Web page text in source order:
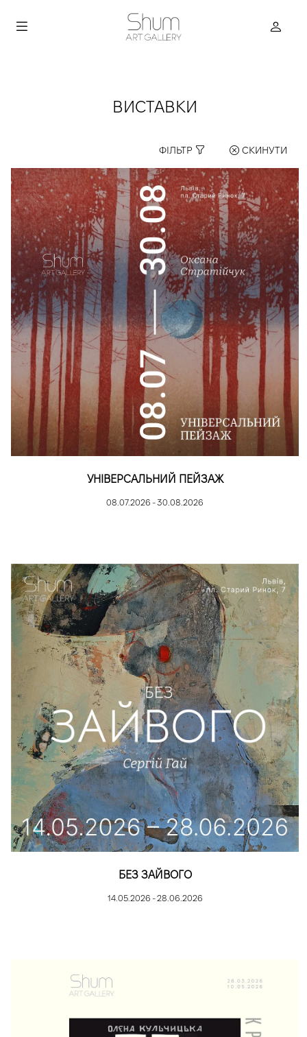
ВИСТАВКИ
ФІЛЬТР СКИНУТИ
УНІВЕРСАЛЬНИЙ ПЕЙЗАЖ
08.07.2026 - 30.08.2026
БЕЗ ЗАЙВОГО
14.05.2026 - 28.06.2026
true